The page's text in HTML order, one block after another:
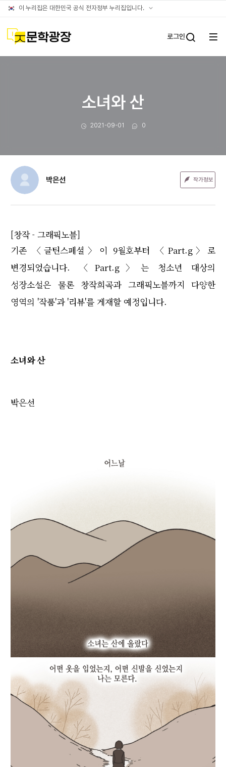
이 누리집은 대한민국 공식 전자정부 누리집입니다. 공식
문학광장 로그인
전체
소녀와 산
작성일
2021-09-01 댓글수
0
박은선
[창작 - 그래픽노블]
기존 〈글틴스페셜〉이 9월호부터 〈Part.g〉로
변경되었습니다. 〈Part.g〉는 청소년 대상의
성장소설은 물론 창작희곡과 그래픽노블까지 다양한
영역의 '작품'과 '리뷰'를 게재할 예정입니다.
소녀와 산
박은선